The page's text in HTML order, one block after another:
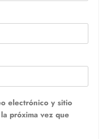
electrónico y sitio
próxima vez que